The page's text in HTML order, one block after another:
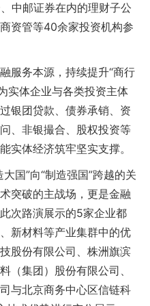
中邮证券在内的理财子公
资管等40余家投资机构参
务本源，持续提升“商行
实体企业与各类投资主体
银团贷款、债券承销、资
、非银撮合、股权投资等
实体经济筑牢坚实支撑。
”向“制造强国”跨越的关
突破的主战场，更是金融
次路演展示的5家企业都
新材料等产业集群中的优
股份有限公司、株洲旗滨
（集团）股份有限公司、
与北京商务中心区信链科